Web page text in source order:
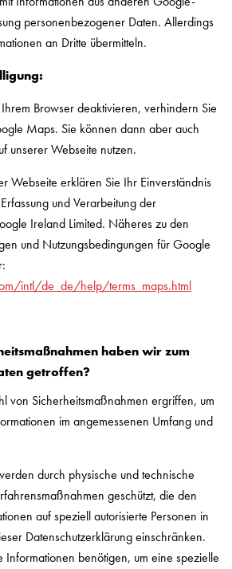
personenbezogener Daten. Allerdings
an Dritte übermitteln.
Browser deaktivieren, verhindern Sie
Maps. Sie können dann aber auch
unserer Webseite nutzen.
Webseite erklären Sie Ihr Einverständnis
und Verarbeitung der
Ireland Limited. Näheres zu den
und Nutzungsbedingungen für Google
intl/de_de/help/terms_maps.html
haben wir zum
getroffen?
von Sicherheitsmaßnahmen ergriffen, um
im angemessenen Umfang und
durch physische und technische
geschützt, die den
auf speziell autorisierte Personen in
Datenschutzerklärung einschränken.
Informationen benötigen, um eine spezielle